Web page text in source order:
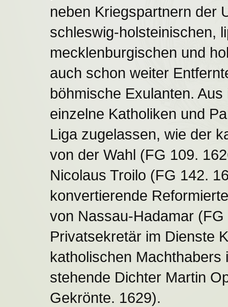
neben Kriegspartnern der
schleswig-holsteinischen,
mecklenburgischen und
auch schon weiter
böhmische Exulanten.
einzelne Katholiken und
Liga zugelassen, wie der
von der Wahl (FG 109.
Nicolaus Troilo (FG 142.
konvertierende
von Nassau-Hadamar
Privatsekretär im Dienste
katholischen
stehende Dichter Martin
Gekrönte. 1629).